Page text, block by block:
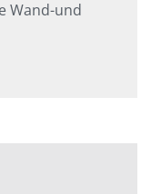
Wand-und